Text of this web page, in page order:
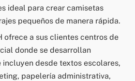
ideal para crear camisetas
pequeños de manera rápida.
ofrece a sus clientes centros de
donde se desarrollan
desde textos escolares,
papelería administrativa,